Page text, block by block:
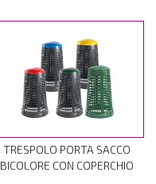
TRESPOLO PORTA SACCO
BICOLORE CON COPERCHIO